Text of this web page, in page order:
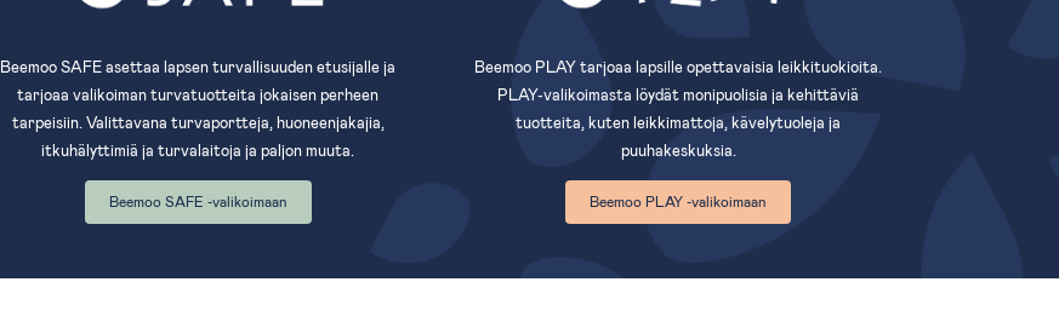
Beemoo SAFE asettaa lapsen turvallisuuden etusijalle ja
tarjoaa valikoiman turvatuotteita jokaisen perheen
tarpeisiin. Valittavana turvaportteja, huoneenjakajia,
itkuhälyttimiä ja turvalaitoja ja paljon muuta.
Beemoo SAFE -valikoimaan
Beemoo PLAY tarjoaa lapsille opettavaisia leikkituokioita.
PLAY-valikoimasta löydät monipuolisia ja kehittäviä
tuotteita, kuten leikkimattoja, kävelytuoleja ja
puuhakeskuksia.
Beemoo PLAY -valikoimaan